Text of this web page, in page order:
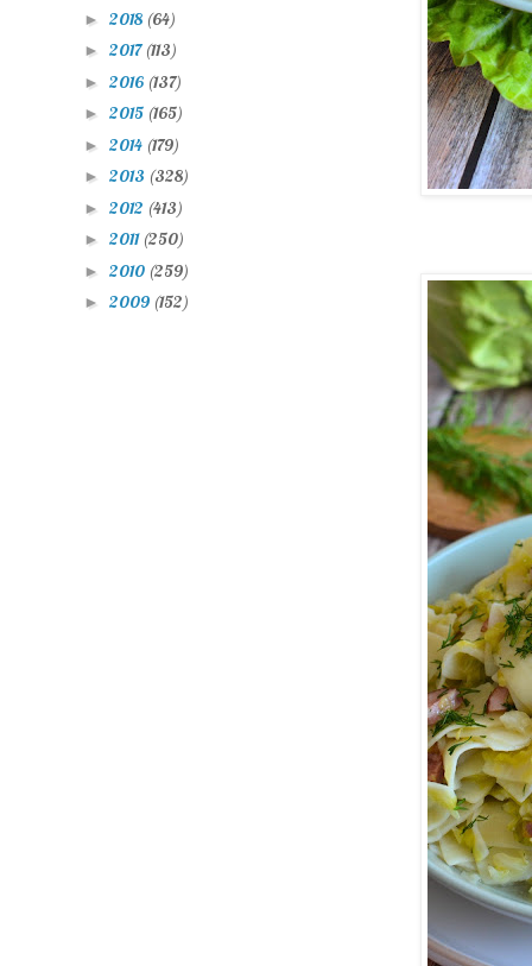
► 2018 (64)
► 2017(113)
► 2016 (137)
► 2015 (165)
► 2014 (179)
► 2013 (328)
► 2012 (413)
► 2011 (250)
► 2010 (259)
► 2009 (152)